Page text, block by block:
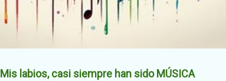
Mis labios, casi siempre han sido MÚSICA